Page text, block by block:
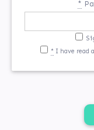
*
* I have read